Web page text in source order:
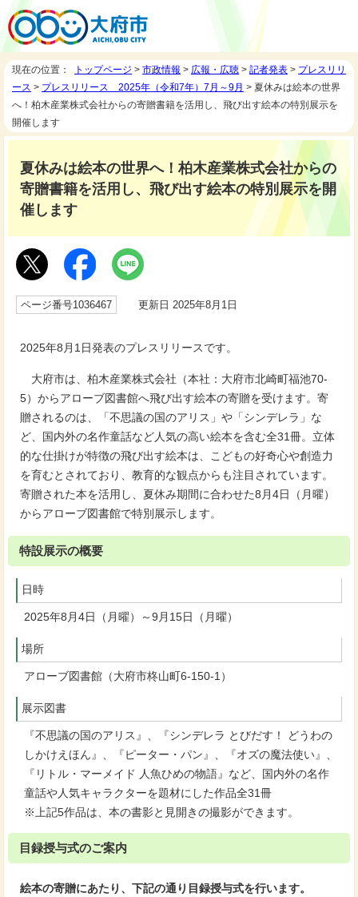
現在の位置： トップページ > 市政情報 > 広報・広聴 > 記者発表 > プレスリリ
ース > プレスリリース 2025年（令和7年）7月～9月 > 夏休みは絵本の世界
へ！柏木産業株式会社からの寄贈書籍を活用し、飛び出す絵本の特別展示を
開催します
夏休みは絵本の世界へ！柏木産業株式会社からの
寄贈書籍を活用し、飛び出す絵本の特別展示を開
催します
ページ番号1036467 更新日 2025年8月1日
2025年8月1日発表のプレスリリースです。
大府市は、柏木産業株式会社（本社：大府市北崎町福池70-
5）からアローブ図書館へ飛び出す絵本の寄贈を受けます。寄
贈されるのは、「不思議の国のアリス」や「シンデレラ」な
ど、国内外の名作童話など人気の高い絵本を含む全31冊。立体
的な仕掛けが特徴の飛び出す絵本は、こどもの好奇心や創造力
を育むとされており、教育的な観点からも注目されています。
寄贈された本を活用し、夏休み期間に合わせた8月4日（月曜）
からアローブ図書館で特別展示します。
特設展示の概要
日時
2025年8月4日（月曜）～9月15日（月曜）
場所
アローブ図書館（大府市柊山町6-150-1）
展示図書
『不思議の国のアリス』、『シンデレラ とびだす！ どうわの
しかけえほん』、『ピーター・パン』、『オズの魔法使い』、
『リトル・マーメイド 人魚ひめの物語』など、国内外の名作
童話や人気キャラクターを題材にした作品全31冊
※上記5作品は、本の書影と見開きの撮影ができます。
目録授与式のご案内
絵本の寄贈にあたり、下記の通り目録授与式を行います。